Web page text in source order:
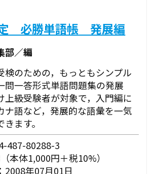
必勝単語帳 発展編
部／編
検のための，もっともシンプル
問一答形式単語問題集の発展
上級受験者が対象で，入門編に
ナ語など，発展的な語彙を一気
ます。
487-80288-3
本体1,000円＋税10%）
2008年07月01日